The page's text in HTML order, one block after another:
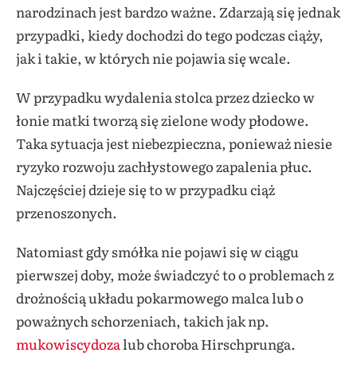
narodzinach jest bardzo ważne. Zdarzają się jednak
przypadki, kiedy dochodzi do tego podczas ciąży,
jak i takie, w których nie pojawia się wcale.
W przypadku wydalenia stolca przez dziecko w
łonie matki tworzą się zielone wody płodowe.
Taka sytuacja jest niebezpieczna, ponieważ niesie
ryzyko rozwoju zachłystowego zapalenia płuc.
Najczęściej dzieje się to w przypadku ciąż
przenoszonych.
Natomiast gdy smółka nie pojawi się w ciągu
pierwszej doby, może świadczyć to o problemach z
drożnością układu pokarmowego malca lub o
poważnych schorzeniach, takich jak np.
mukowiscydozalub choroba Hirschprunga.